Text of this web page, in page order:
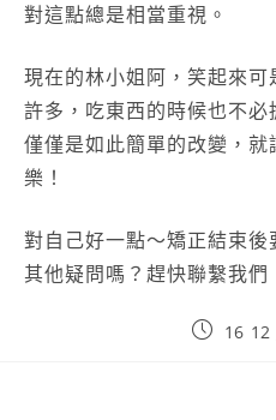
對這點總是相當重視。
現在的林小姐阿，笑起來
許多，吃東西的時候也不必
僅僅是如此簡單的改變，
樂！
對自己好一點～矯正結束
其他疑問嗎？趕快聯繫我們
16 12